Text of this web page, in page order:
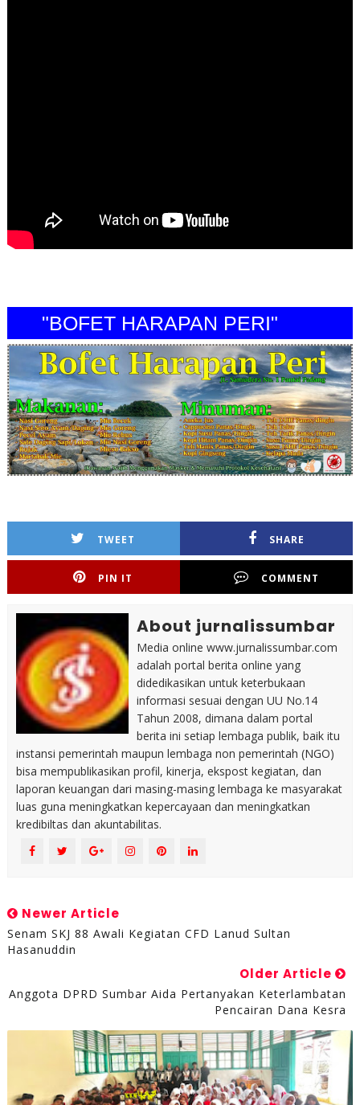
"BOFET HARAPAN PERI"
TWEET SHARE
PIN IT COMMENT
About jurnalissumbar
Media online www.jurnalissumbar.com
adalah portal berita online yang
didedikasikan untuk keterbukaan
informasi sesuai dengan UU No.14
Tahun 2008, dimana dalam portal
berita ini setiap lembaga publik, baik itu
instansi pemerintah maupun lembaga non pemerintah (NGO)
bisa mempublikasikan profil, kinerja, ekspost kegiatan, dan
laporan keuangan dari masing-masing lembaga ke masyarakat
luas guna meningkatkan kepercayaan dan meningkatkan
kredibiltas dan akuntabilitas.
Newer Article
Senam SKJ 88 Awali Kegiatan CFD Lanud Sultan
Hasanuddin
Older Article
Anggota DPRD Sumbar Aida Pertanyakan Keterlambatan
Pencairan Dana Kesra